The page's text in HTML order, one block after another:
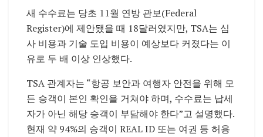
새 수수료는 당초 11월 연방 관보(Federal
Register)에 제안됐을 때 18달러였지만, TSA는 심
사 비용과 기술 도입 비용이 예상보다 커졌다는 이
유로 두 배 이상 인상했다.
TSA 관계자는 “항공 보안과 여행자 안전을 위해 모
든 승객이 본인 확인을 거쳐야 하며, 수수료는 납세
자가 아닌 해당 승객이 부담해야 한다”고 설명했다.
현재 약 94%의 승객이 REAL ID 또는 여권 등 허용